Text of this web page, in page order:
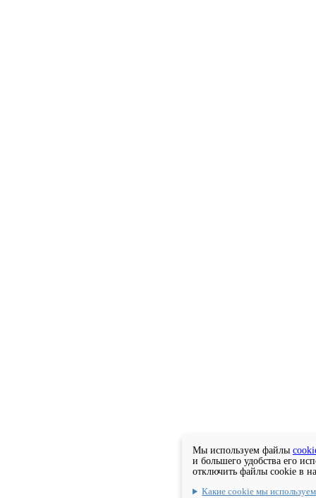
Мы используем файлы
и большего удобства его
отключить файлы cookie в
Какие cookie мы используем